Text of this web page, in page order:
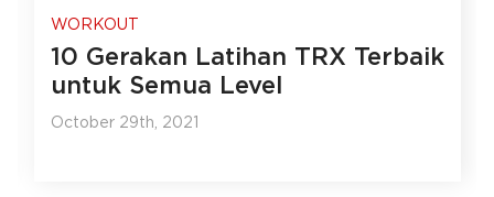
WORKOUT
10 Gerakan Latihan TRX Terbaik
untuk Semua Level
October 29th, 2021